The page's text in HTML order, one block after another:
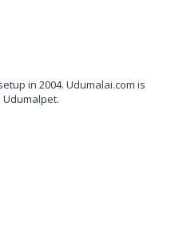
in 2004. Udumalai.com is